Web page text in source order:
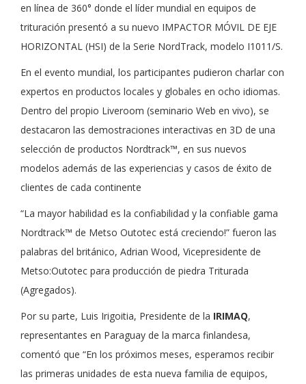
en línea de 360° donde el líder mundial en equipos de
trituración presentó a su nuevo IMPACTOR MÓVIL DE EJE
HORIZONTAL (HSI) de la Serie NordTrack, modelo I1011/S.
En el evento mundial, los participantes pudieron charlar con
expertos en productos locales y globales en ocho idiomas.
Dentro del propio Liveroom (seminario Web en vivo), se
destacaron las demostraciones interactivas en 3D de una
selección de productos Nordtrack™, en sus nuevos
modelos además de las experiencias y casos de éxito de
clientes de cada continente
“La mayor habilidad es la confiabilidad y la confiable gama
Nordtrack™ de Metso Outotec está creciendo!” fueron las
palabras del británico, Adrian Wood, Vicepresidente de
Metso:Outotec para producción de piedra Triturada
(Agregados).
Por su parte, Luis Irigoitia, Presidente de la IRIMAQ,
representantes en Paraguay de la marca finlandesa,
comentó que “En los próximos meses, esperamos recibir
las primeras unidades de esta nueva familia de equipos,